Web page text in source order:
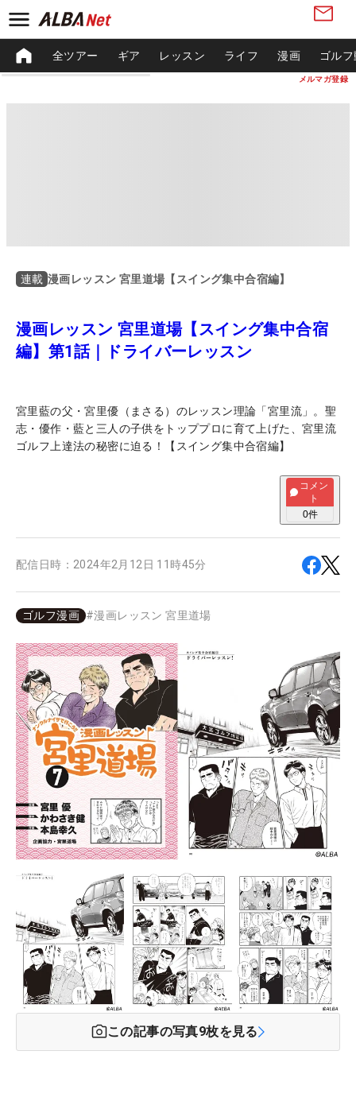
メルマガ登録
全ツアー ギア レッスン ライフ 漫画 ゴル
連載 漫画レッスン 宮里道場【スイング集中合宿編】
漫画レッスン 宮里道場【スイング集中合宿
編】第1話｜ドライバーレッスン
宮里藍の父・宮里優（まさる）のレッスン理論「宮里流」。聖
志・優作・藍と三人の子供をトッププロに育て上げた、宮里流
ゴルフ上達法の秘密に迫る！【スイング集中合宿編】
コメン
ト
0件
配信日時： 2024年2月12日 11時45分
ゴルフ漫画 #漫画レッスン 宮里道場
この記事の写真9枚を見る